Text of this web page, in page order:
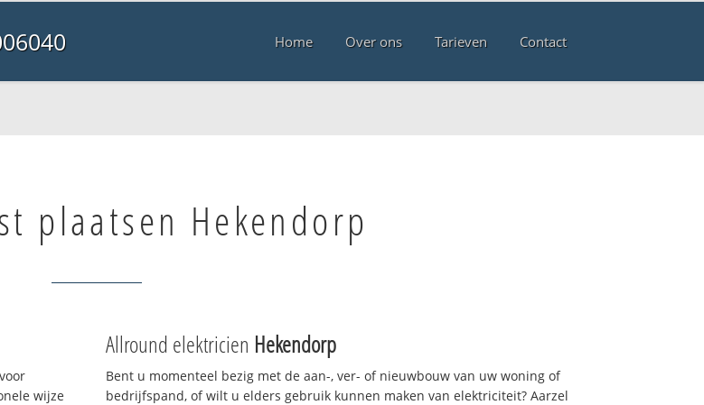
Home Over ons Tarieven Contact
plaatsen Hekendorp
wijze
Allround elektricien Hekendorp
Bent u momenteel bezig met de aan-, ver- of nieuwbouw van uw woning of
bedrijfspand, of wilt u elders gebruik kunnen maken van elektriciteit? Aarzel